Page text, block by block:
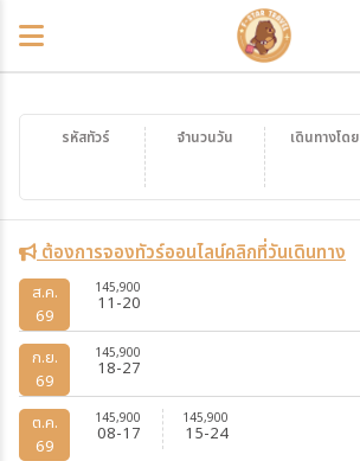
รหัสทัวร์ จำนวนวัน เดินทางโดย
ต้องการจองทัวร์ออนไลน์คลิกที่วันเดินทาง
ส.ค.
69
145,900
11-20
ก.ย.
69
145,900
18-27
ต.ค.
69
145,900
08-17
145,900
15-24